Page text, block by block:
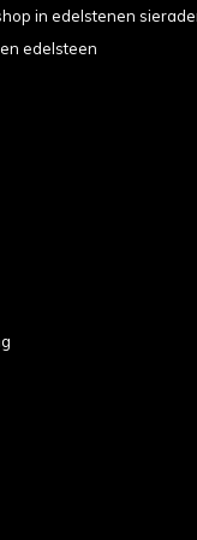
in edelstenen
edelsteen